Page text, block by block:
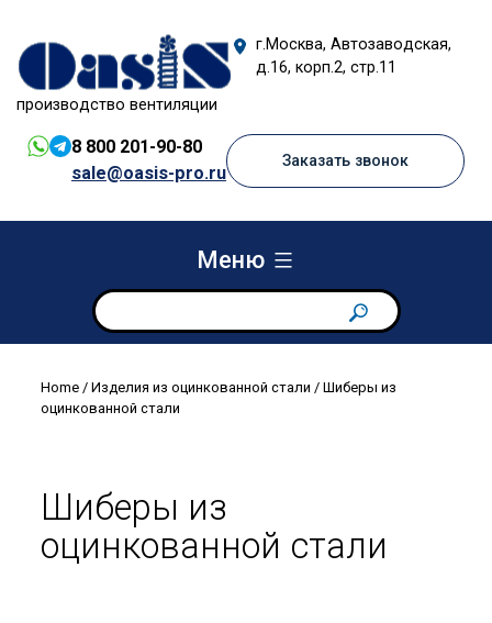
содержимому
производство вентиляции
г.Москва, Автозаводская,
д.16, корп.2, стр.11
8 800 201-90-80
sale@oasis-pro.ru
Заказать звонок
Меню
Home /Изделия из оцинкованной стали / Шиберы из
оцинкованной стали
Шиберы из
оцинкованной стали